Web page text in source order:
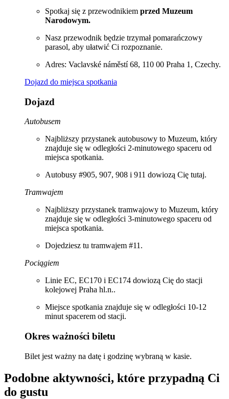
Spotkaj się z przewodnikiem przed Muzeum
Narodowym.
Nasz przewodnik będzie trzymał pomarańczowy
parasol, aby ułatwić Ci rozpoznanie.
Adres: Vaclavské náměstí 68, 110 00 Praha 1, Czechy.
Dojazd do miejsca spotkania
Dojazd
Autobusem
Najbliższy przystanek autobusowy to Muzeum, który
znajduje się w odległości 2-minutowego spaceru od
miejsca spotkania.
Autobusy #905, 907, 908 i 911 dowiozą Cię tutaj.
Tramwajem
Najbliższy przystanek tramwajowy to Muzeum, który
znajduje się w odległości 3-minutowego spaceru od
miejsca spotkania.
Dojedziesz tu tramwajem #11.
Pociągiem
Linie EC, EC170 i EC174 dowiozą Cię do stacji
kolejowej Praha hl.n..
Miejsce spotkania znajduje się w odległości 10-12
minut spacerem od stacji.
Okres ważności biletu
Bilet jest ważny na datę i godzinę wybraną w kasie.
Podobne aktywności, które przypadną Ci
do gustu